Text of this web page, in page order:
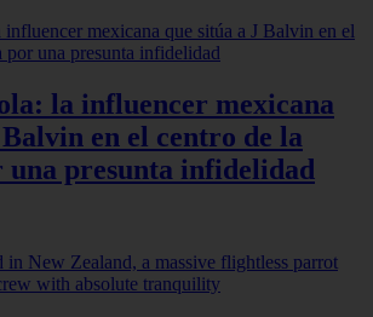
la influencer mexicana
en el centro de la
una presunta infidelidad